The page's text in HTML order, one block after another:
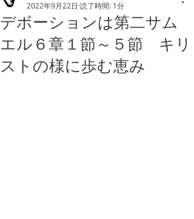
デボーションは第二サム
エル６章１節～５節 キリ
ストの様に歩む恵み
2022年9月22日 読了時間: 1分